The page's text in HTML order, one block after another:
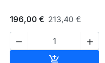
196,00 € 213,40 €
 
